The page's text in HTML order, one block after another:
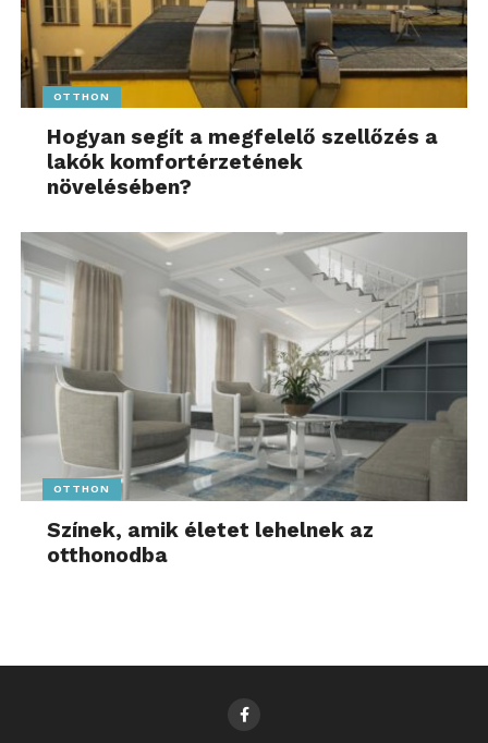
OTTHON
Hogyan segít a megfelelő szellőzés a
lakók komfortérzetének
növelésében?
OTTHON
Színek, amik életet lehelnek az
otthonodba